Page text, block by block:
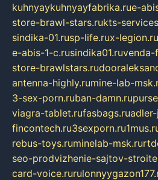
kuhnyaykuhnyayfabrika.rue-
store-brawl-stars.rukts-
sindika-01.rusp-life.rux-legion.ru
e-abis-1-c.rusindika01.ruvenda-
store-brawlstars.ru
antenna-highly.rumine-lab-
3-sex-porn.ruban-damn.ru
viagra-tablet.rufasbags.ru
fincontech.ru3sexporn.ru
rebus-toys.ruminelab-msk.ru
seo-prodvizhenie-sajtov-
card-voice.ru